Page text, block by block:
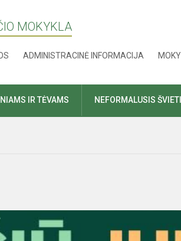
MOKYKLA
ADMINISTRACINĖ INFORMACIJA
IR TĖVAMS NEFORMALUSIS